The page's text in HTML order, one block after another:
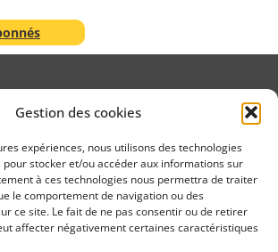
Gestion des cookies
expériences, nous utilisons des technologies
pour stocker et/ou accéder aux informations sur
à ces technologies nous permettra de traiter
le comportement de navigation ou des
ce site. Le fait de ne pas consentir ou de retirer
affecter négativement certaines caractéristiques
depuis 1952
Propos Utiles est
une publication
des Editions
Marigny
Légales
Politique cookie